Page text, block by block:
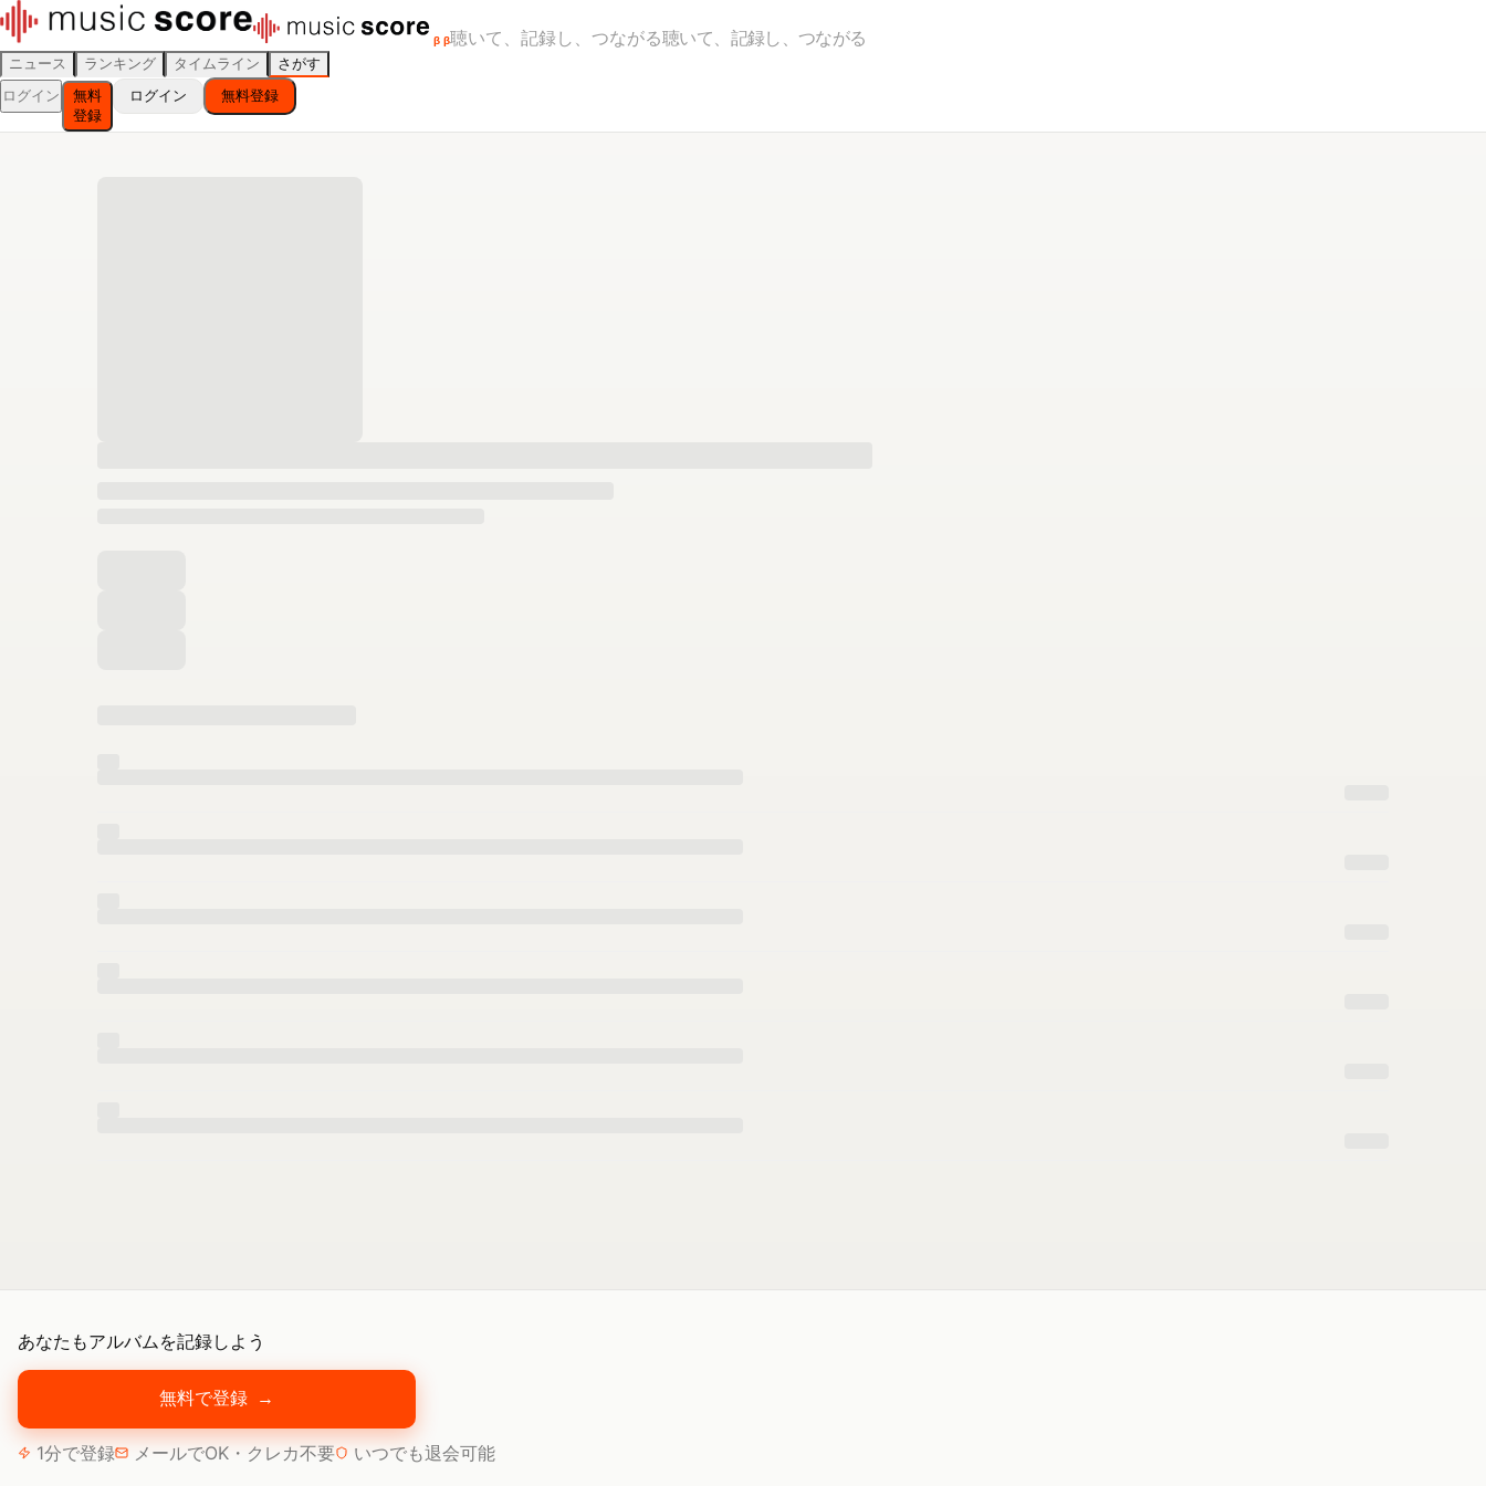
β β聴いて、記録し、つながる聴いて、記録し、つながる
ニュース ランキング タイムライン
さがす
ログイン
無料
登録
ログイン 無料登録
あなたもアルバムを記録しよう
無料で登録 →
1分で登録 メールでOK・クレカ不要 いつでも退会可能